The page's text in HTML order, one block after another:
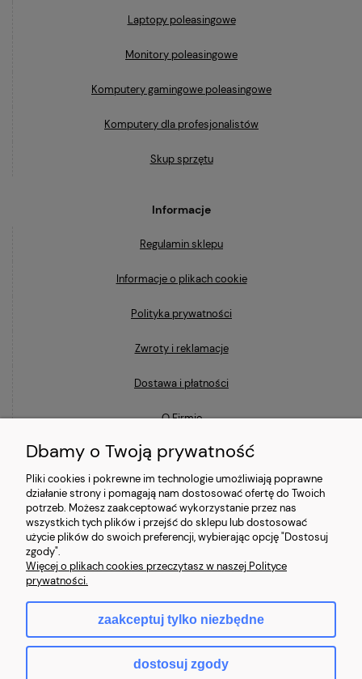
Laptopy poleasingowe
Monitory poleasingowe
Komputery gamingowe poleasingowe
Komputery dla profesjonalistów
Skup sprzętu
Informacje
Regulamin sklepu
Informacje o plikach cookie
Polityka prywatności
Zwroty i reklamacje
Dostawa i płatności
O Firmie
Blog
Ostatnio na blogu
Co to znaczy, że laptop jest poleasingowy i czym różni się od
używanego?
Najczęstsze mity o laptopach poleasingowych (i jak jest naprawdę)
Dbamy o Twoją prywatność
Pliki cookies i pokrewne im technologie umożliwiają poprawne
działanie strony i pomagają nam dostosować ofertę do Twoich
potrzeb. Możesz zaakceptować wykorzystanie przez nas
wszystkich tych plików i przejść do sklepu lub dostosować
użycie plików do swoich preferencji, wybierając opcję "Dostosuj
zgody".
Więcej o plikach cookies przeczytasz w naszej Polityce
prywatności.
zaakceptuj tylko niezbędne
dostosuj zgody